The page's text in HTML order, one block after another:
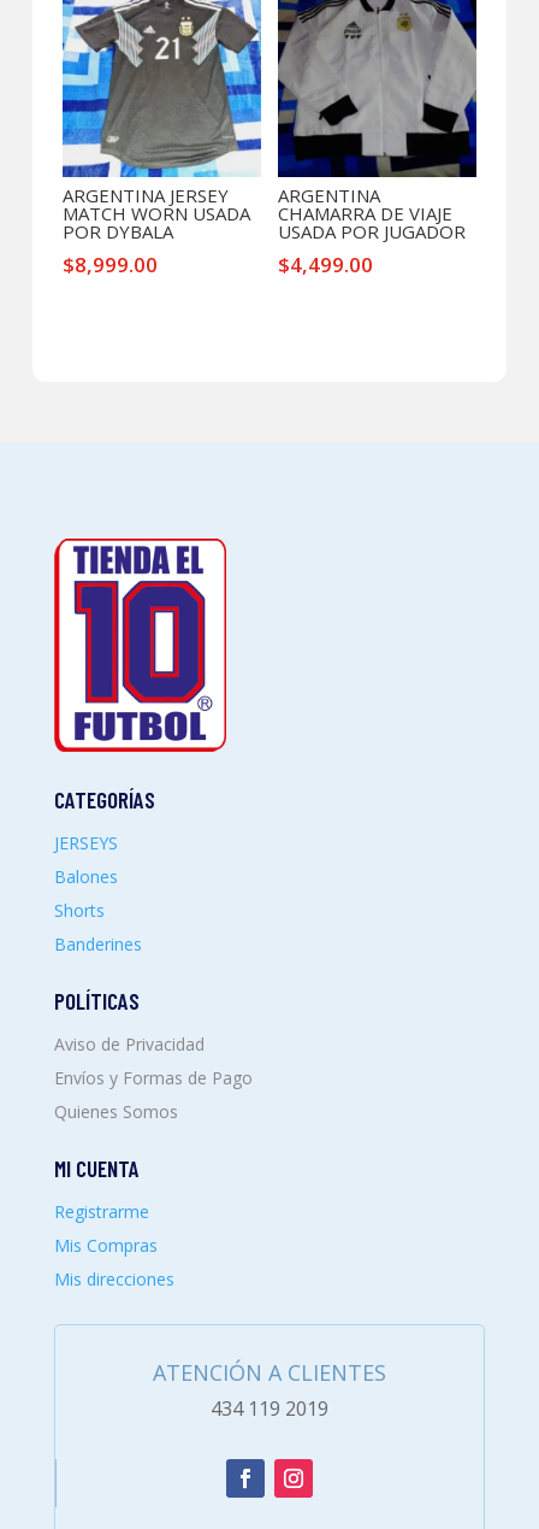
ARGENTINA JERSEY
MATCH WORN USADA
POR DYBALA
$8,999.00
ARGENTINA
CHAMARRA DE VIAJE
USADA POR JUGADOR
$4,499.00
CATEGORÍAS
JERSEYS
Balones
Shorts
Banderines
POLÍTICAS
Aviso de Privacidad
Envíos y Formas de Pago
Quienes Somos
MI CUENTA
Registrarme
Mis Compras
Mis direcciones
ATENCIÓN A CLIENTES
434 119 2019